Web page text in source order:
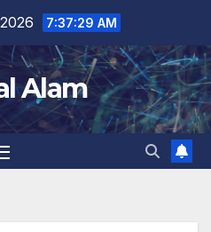
7:37:30 AM
Alam